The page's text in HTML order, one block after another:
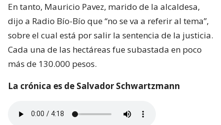
En tanto, Mauricio Pavez, marido de la alcaldesa,
dijo a Radio Bío-Bío que “no se va a referir al tema”,
sobre el cual está por salir la sentencia de la justicia.
Cada una de las hectáreas fue subastada en poco
más de 130.000 pesos.
La crónica es de Salvador Schwartzmann